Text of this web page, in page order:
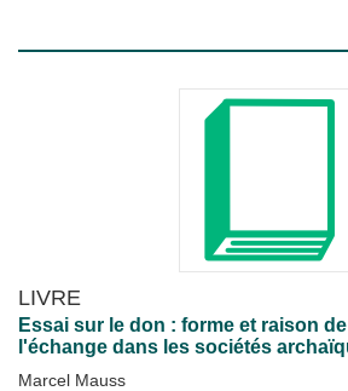
LIVRE
Essai sur le don : forme et raison de
l'échange dans les sociétés
Marcel Mauss